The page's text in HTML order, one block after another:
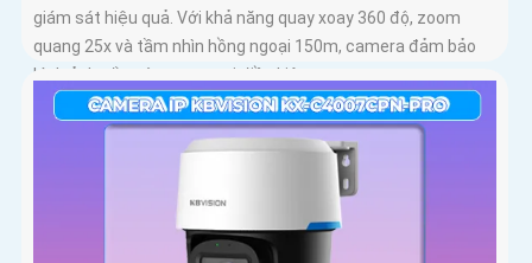
giám sát hiệu quả. Với khả năng quay xoay 360 độ, zoom
quang 25x và tầm nhìn hồng ngoại 150m, camera đảm bảo
hình ảnh sắc nét trong mọi điều kiện